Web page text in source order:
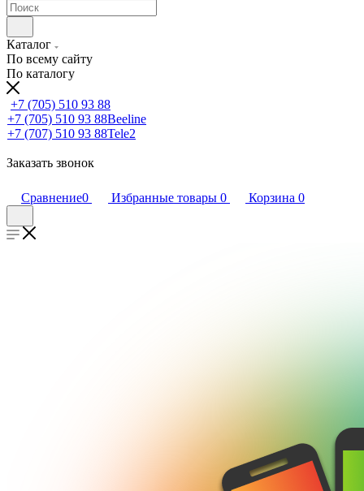
Каталог
По всему сайту
По каталогу
+7 (705) 510 93 88
+7 (705) 510 93 88Beeline
+7 (707) 510 93 88Tele2
Заказать звонок
Сравнение0 Избранные товары 0 Корзина 0